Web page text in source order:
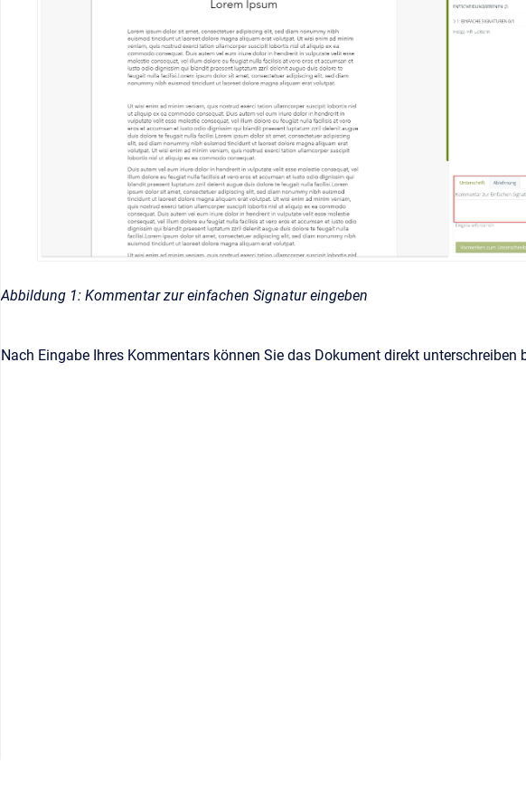
Abbildung 1: Kommentar zur einfachen Signatur eingeben
Nach Eingabe Ihres Kommentars können Sie das Dokument direkt